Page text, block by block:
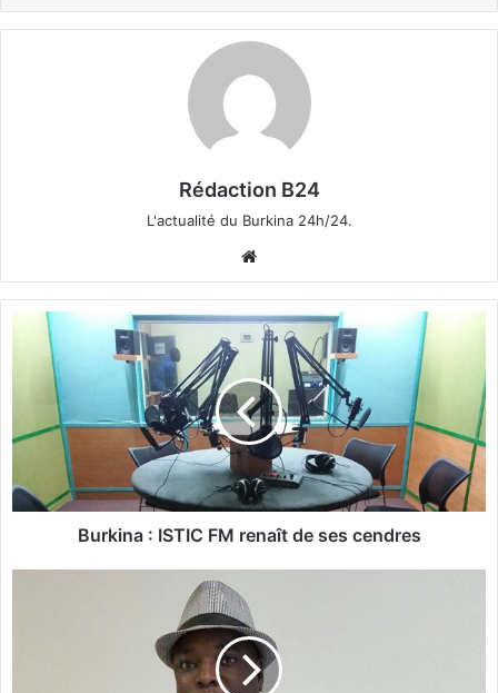
Rédaction B24
L'actualité du Burkina 24h/24.
bsi
n
:
I
Burkina : ISTIC FM renaît de ses cendres